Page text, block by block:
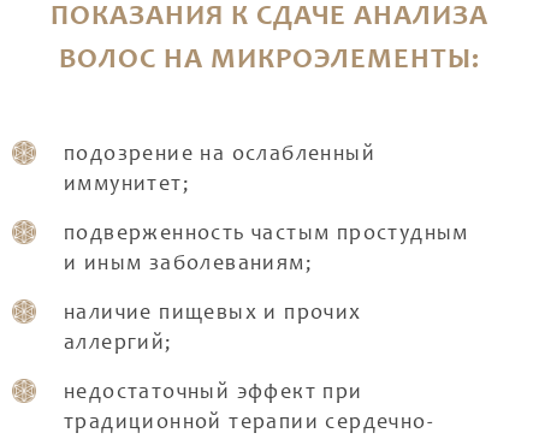
ПОКАЗАНИЯ К СДАЧЕ АНАЛИЗА
ВОЛОС НА МИКРОЭЛЕМЕНТЫ:
подозрение на ослабленный
иммунитет;
подверженность частым простудным
и иным заболеваниям;
наличие пищевых и прочих
аллергий;
недостаточный эффект при
традиционной терапии сердечно-